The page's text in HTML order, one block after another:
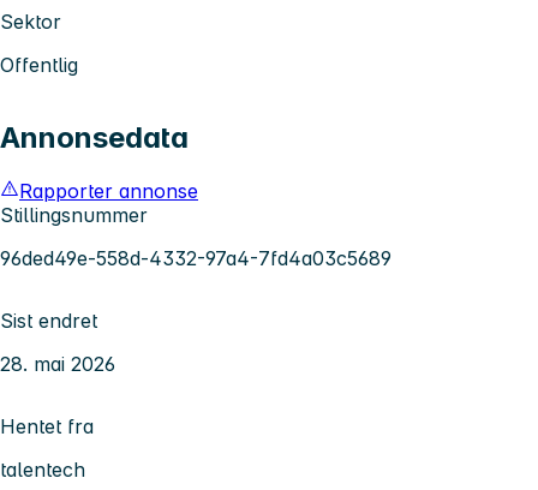
Sektor
Offentlig
Annonsedata
Rapporter annonse
Stillingsnummer
96ded49e-558d-4332-97a4-7fd4a03c5689
Sist endret
28. mai 2026
Hentet fra
talentech